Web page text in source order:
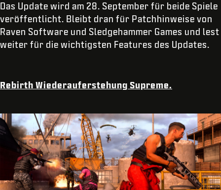
Das Update wird am 28. September für beide Spiele
veröffentlicht. Bleibt dran für Patchhinweise von
Raven Software und Sledgehammer Games und lest
weiter für die wichtigsten Features des Updates.
Rebirth Wiederauferstehung Supreme.